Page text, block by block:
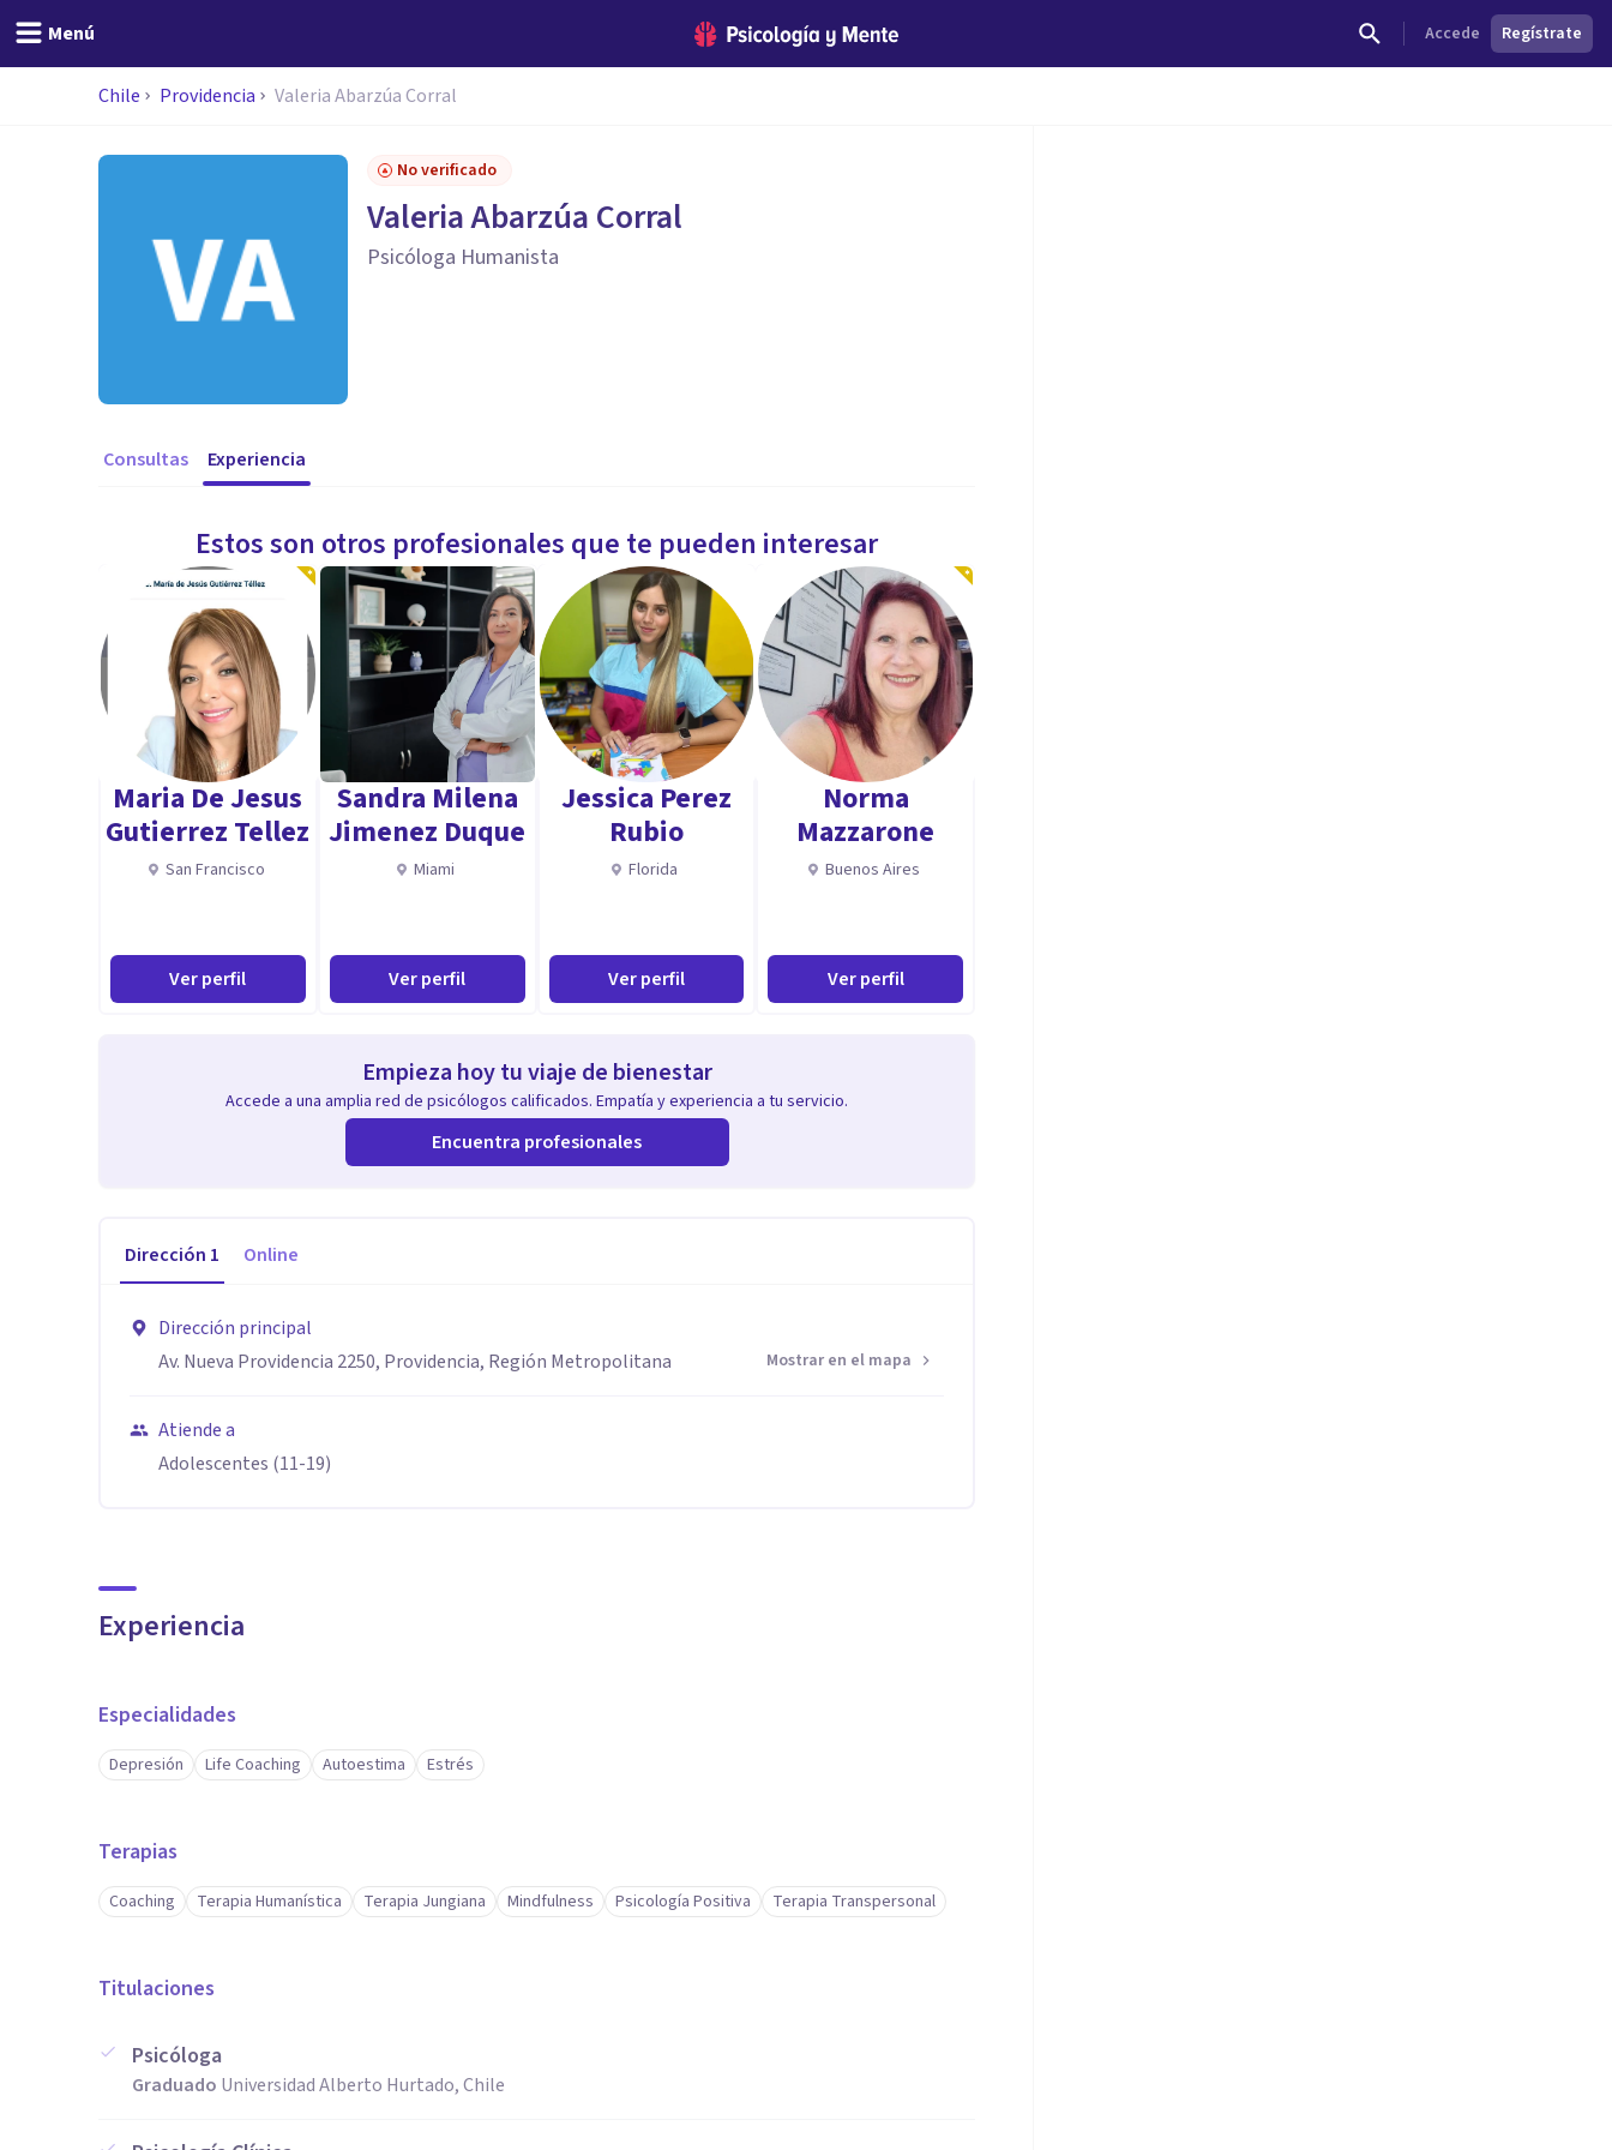
Menú Accede Regístrate
Chile Providencia Valeria Abarzúa Corral
No verificado
Valeria Abarzúa Corral
Psicóloga Humanista
Consultas Experiencia
Estos son otros profesionales que te pueden interesar
Maria De Jesus
Gutierrez Tellez
San Francisco
Ver perfil
Sandra Milena
Jimenez Duque
Miami
Ver perfil
Jessica Perez
Rubio
Florida
Ver perfil
Norma
Mazzarone
Buenos Aires
Ver perfil
Empieza hoy tu viaje de bienestar
Accede a una amplia red de psicólogos calificados. Empatía y experiencia a tu servicio.
Encuentra profesionales
Dirección 1 Online
Dirección principal
Av. Nueva Providencia 2250, Providencia, Región Metropolitana
Mostrar en el mapa
Atiende a
Adolescentes (11-19)
Experiencia
Especialidades
Depresión Life Coaching Autoestima Estrés
Terapias
Coaching Terapia Humanística Terapia Jungiana Mindfulness Psicología Positiva Terapia Transpersonal
Titulaciones
Psicóloga
Graduado Universidad Alberto Hurtado, Chile